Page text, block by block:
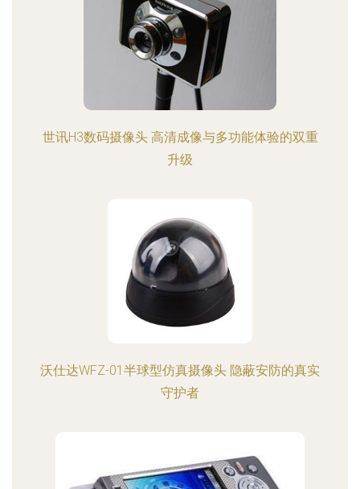
世讯H3数码摄像头 高清成像与多功能体验的双重
升级
沃仕达WFZ-01半球型仿真摄像头 隐蔽安防的真实
守护者